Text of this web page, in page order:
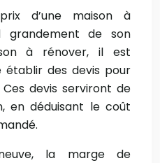
d’une maison à
grandement de son
à rénover, il est
des devis pour
devis serviront de
en déduisant le coût
la marge de